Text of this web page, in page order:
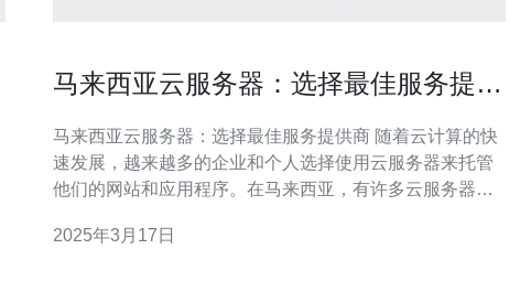
马来西亚云服务器：选择最佳服务提供
马来西亚云服务器：选择最佳服务提供商 随着云计算的快
速发展，越来越多的企业和个人选择使用云服务器来托管
他们的网站和应用程序。在马来西亚，有许多云服务器提
提供一些建议，以帮助您选择最佳的服务提供商。 马来西
2025年3月17日